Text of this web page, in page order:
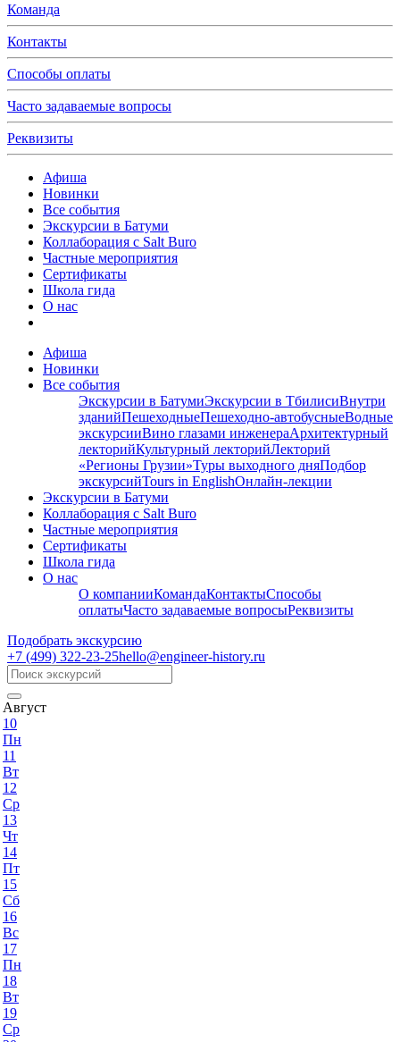
Команда
Контакты
Способы оплаты
Часто задаваемые вопросы
Реквизиты
Афиша
Новинки
Все события
Экскурсии в Батуми
Коллаборация с Salt Buro
Частные мероприятия
Сертификаты
Школа гида
О нас
Афиша
Новинки
Все события
Экскурсии в БатумиЭкскурсии в ТбилисиВнутри
зданийПешеходныеПешеходно-автобусныеВодные
экскурсииВино глазами инженераАрхитектурный
лекторийКультурный лекторийЛекторий
«Регионы Грузии»Туры выходного дняПодбор
экскурсийTours in EnglishОнлайн-лекции
Экскурсии в Батуми
Коллаборация с Salt Buro
Частные мероприятия
Сертификаты
Школа гида
О нас
О компанииКомандаКонтактыСпособы
оплатыЧасто задаваемые вопросыРеквизиты
Подобрать экскурсию
+7 (499) 322-23-25hello@engineer-history.ru
Август
10
Пн
11
Вт
12
Ср
13
Чт
14
Пт
15
Сб
16
Вс
17
Пн
18
Вт
19
Ср